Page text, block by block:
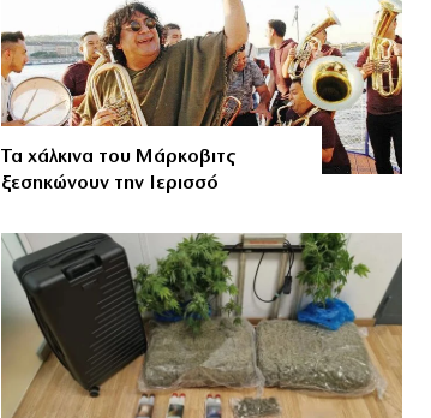
Τα χάλκινα του Μάρκοβιτς
ξεσηκώνουν την Ιερισσό